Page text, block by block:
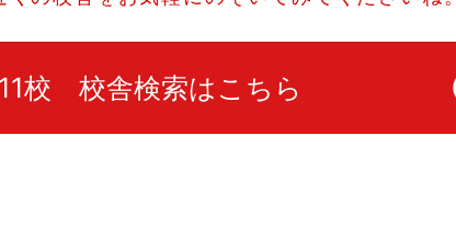
校 校舎検索はこちら